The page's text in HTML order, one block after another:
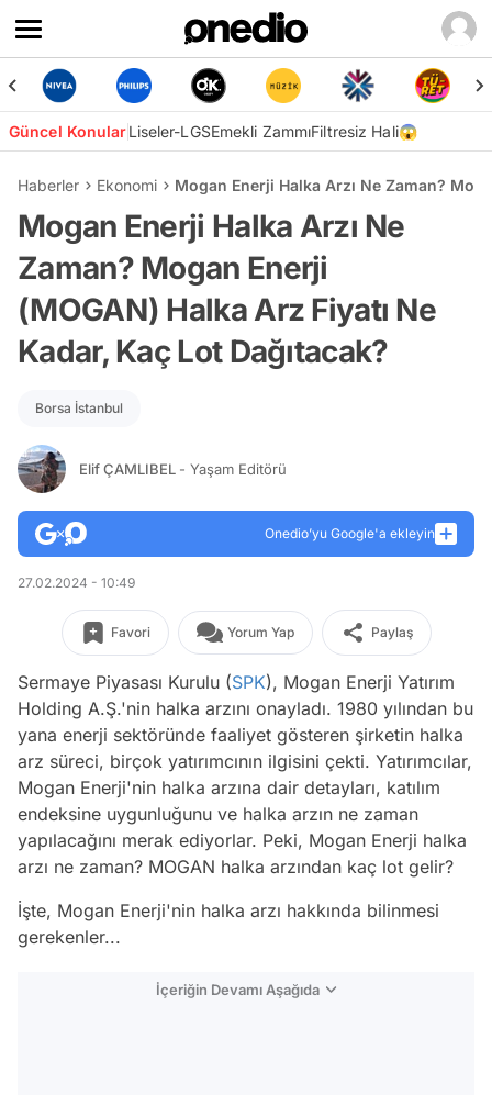
Güncel KonularLiseler-LGSEmekli ZammıFiltresiz Hali😱
Haberler Ekonomi Mogan Enerji Halka Arzı Ne Zaman?
Mogan Enerji Halka Arzı Ne
Zaman? Mogan Enerji
(MOGAN) Halka Arz Fiyatı Ne
Kadar, Kaç Lot Dağıtacak?
Borsa İstanbul
Elif ÇAMLIBEL - Yaşam Editörü
Onedio’yu Google'a ekleyin
27.02.2024 - 10:49
Favori Yorum Yap Paylaş
Sermaye Piyasası Kurulu (SPK), Mogan Enerji Yatırım
Holding A.Ş.'nin halka arzını onayladı. 1980 yılından bu
yana enerji sektöründe faaliyet gösteren şirketin halka
arz süreci, birçok yatırımcının ilgisini çekti. Yatırımcılar,
Mogan Enerji'nin halka arzına dair detayları, katılım
endeksine uygunluğunu ve halka arzın ne zaman
yapılacağını merak ediyorlar. Peki, Mogan Enerji halka
arzı ne zaman? MOGAN halka arzından kaç lot gelir?
İşte, Mogan Enerji'nin halka arzı hakkında bilinmesi
gerekenler...
İçeriğin Devamı Aşağıda